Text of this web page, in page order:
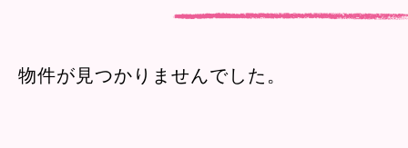
物件が見つかりませんでした。